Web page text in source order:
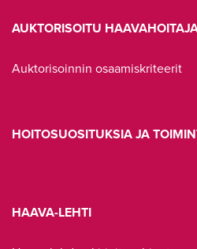
AUKTORISOITU
Auktorisoinnin osaamiskriteerit
HOITOSUOSITUKSIA JA
HAAVA-LEHTI